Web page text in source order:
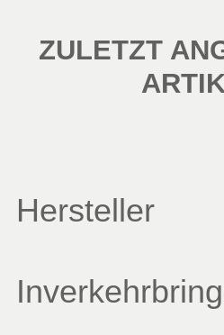
ZULETZT
Hersteller